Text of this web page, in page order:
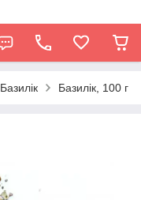
Базилік Базилік, 100 г